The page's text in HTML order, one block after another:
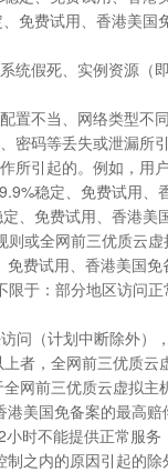
免费试用、香港美
统假死、实例资源
置不当、网络类型不
密码等丢失或泄漏所
所引起的。例如，用
稳定、免费试用
、免费试用、香港
或全网前三优质云
费试用、香港美国
于：部分地区访问
问（计划中断除外
者，全网前三优质
网前三优质云虚拟
美国免备案的最高
时不能提供正常服
之内的原因引起的